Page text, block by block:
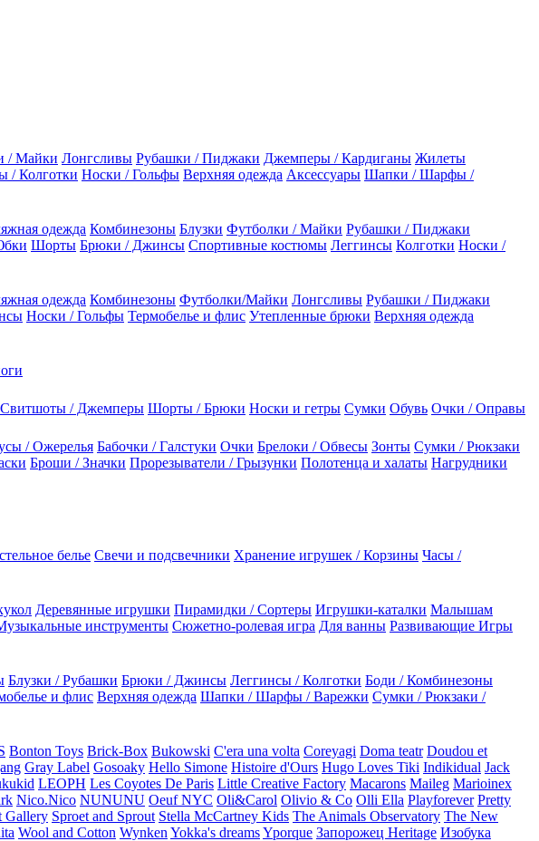
/ Майки Лонгсливы Рубашки / Пиджаки Джемперы / Кардиганы Жилеты
/ Колготки Носки / Гольфы Верхняя одежда Аксессуары Шапки / Шарфы /
одежда Комбинезоны Блузки Футболки / Майки Рубашки / Пиджаки
Шорты Брюки / Джинсы Спортивные костюмы Леггинсы Колготки Носки /
одежда Комбинезоны Футболки/Майки Лонгсливы Рубашки / Пиджаки
Носки / Гольфы Термобелье и флис Утепленные брюки Верхняя одежда
Свитшоты / Джемперы Шорты / Брюки Носки и гетры Сумки Обувь Очки / Оправы
/ Ожерелья Бабочки / Галстуки Очки Брелоки / Обвесы Зонты Сумки / Рюкзаки
Броши / Значки Прорезыватели / Грызунки Полотенца и халаты Нагрудники
белье Свечи и подсвечники Хранение игрушек / Корзины Часы /
Деревянные игрушки Пирамидки / Сортеры Игрушки-каталки Малышам
инструменты Сюжетно-ролевая игра Для ванны Развивающие Игры
Блузки / Рубашки Брюки / Джинсы Леггинсы / Колготки Боди / Комбинезоны
и флис Верхняя одежда Шапки / Шарфы / Варежки Сумки / Рюкзаки /
Bonton Toys Brick-Box Bukowski C'era una volta Coreyagi Doma teatr Doudou et
Gray Label Gosoaky Hello Simone Histoire d'Ours Hugo Loves Tiki Indikidual Jack
LEOPH Les Coyotes De Paris Little Creative Factory Macarons Maileg Marioinex
Nico.Nico NUNUNU Oeuf NYC Oli&Carol Olivio & Co Olli Ella Playforever Pretty
Gallery Sproet and Sprout Stella McCartney Kids The Animals Observatory The New
Wool and Cotton Wynken Yokka's dreamsYporque Запорожец Heritage Изобука